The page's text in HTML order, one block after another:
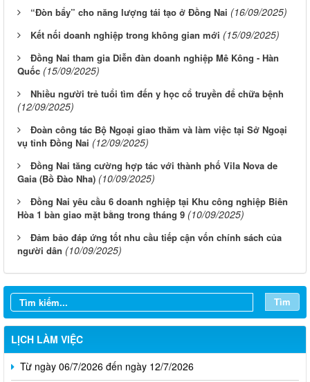
“Đòn bẩy” cho năng lượng tái tạo ở Đồng Nai (16/09/2025)
Kết nối doanh nghiệp trong không gian mới (15/09/2025)
Đồng Nai tham gia Diễn đàn doanh nghiệp Mê Kông - Hàn
Quốc (15/09/2025)
Nhiều người trẻ tuổi tìm đến y học cổ truyền để chữa bệnh
(12/09/2025)
Đoàn công tác Bộ Ngoại giao thăm và làm việc tại Sở Ngoại
vụ tỉnh Đồng Nai (12/09/2025)
Đồng Nai tăng cường hợp tác với thành phố Vila Nova de
Gaia (Bồ Đào Nha) (10/09/2025)
Đồng Nai yêu cầu 6 doanh nghiệp tại Khu công nghiệp Biên
Hòa 1 bàn giao mặt bằng trong tháng 9 (10/09/2025)
Đảm bảo đáp ứng tốt nhu cầu tiếp cận vốn chính sách của
người dân (10/09/2025)
Tìm
LỊCH LÀM VIỆC
Từ ngày 03/8/2026 đến ngày 09/8/2026
Từ ngày 20/7/2026 đến ngày 26/7/2026
Từ ngày 13/7/2026 đến ngày 18/7/2026
Từ ngày 06/7/2026 đến ngày 12/7/2026